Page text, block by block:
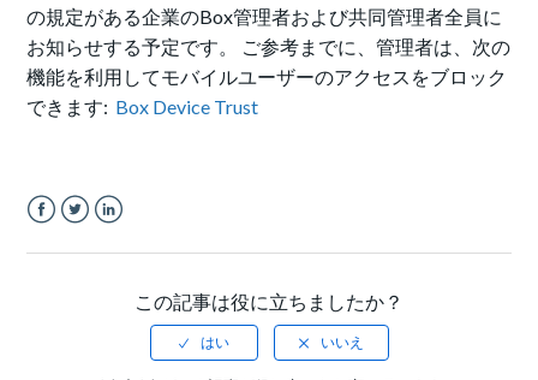
の規定がある企業のBox管理者および共同管理者全員に
お知らせする予定です。 ご参考までに、管理者は、次の
機能を利用してモバイルユーザーのアクセスをブロック
できます: Box Device Trust
この記事は役に立ちましたか？